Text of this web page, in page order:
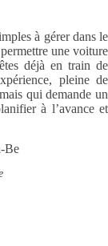
à gérer dans le
une voiture
déjà en train de
pleine de
qui demande un
à l’avance et